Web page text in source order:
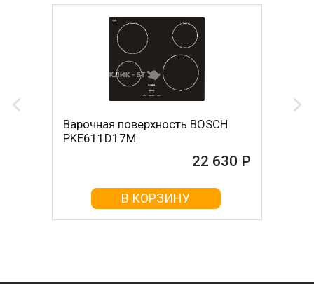
Варочная поверхность BOSCH
PKE611D17M
22 630 Р
В КОРЗИНУ